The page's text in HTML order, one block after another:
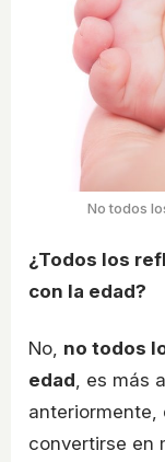
No todos
¿Todos los
con la edad?
No, no todos
edad , es más
anteriormente,
convertirse en